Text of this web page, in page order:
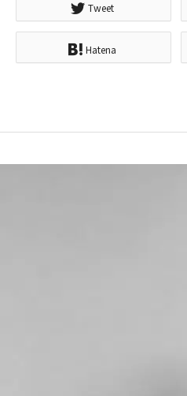
Tweet
Hatena